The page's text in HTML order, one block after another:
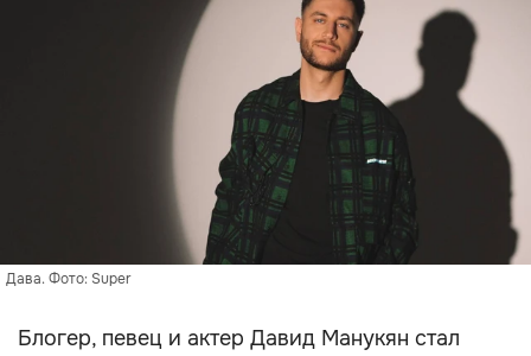
Дава. Фото: Super
Блогер, певец и актер Давид Манукян стал